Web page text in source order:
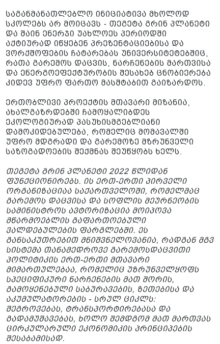
საგანმანათლებლო ინიციატივა მხოლოდ
სკოლებს არ მოიცავს - თეგეტა გრინ პლანეტი
და შაინ ენერჯი უახლოეს პერიოდში
აქტიურად იწყებენ პრეზენტაციებისა და
ვორქშოფების ჩატარებას უნივერსიტეტებშიც,
რათა გარემოს დაცვის, ნარჩენების მართვისა
და ენერგოეფექტურობის შესახებ ცნობიერება
კიდევ უფრო ფართო მასშტაბით გაიზარდოს.
ერთობლივი პროექტის მთავარი მიზანია,
ახალგაზრდებში ჩამოყალიბდეს
ეკოლოგიურად პასუხისმგებლიანი
დამოკიდებულება, რომელიც მომავალში
უფრო მდგრადი და გარემოზე მზრუნველი
საზოგადოების შექმნას შეუწყობს ხელს.
თეგეტა გრინ პლანეტი 2022 წლიდან
ფუნქციონირებს. ის ერთ-ერთი პირველი
ორგანიზაციაა საქართველოში, რომელმაც
გარემოს დაცვისა და სოფლის მეურნეობის
სამინისტროს ავტორიზაცია მოიპოვა
მწარმოებლის გაფართოებული
ვალდებულების ფარგლებში. ეს
განსაკუთრებით მნიშვნელოვანია, რადგან მგვ
სისტემა თანამედროვე გარემოსდაცვითი
პოლიტიკის ერთ-ერთი მთავარი
მიმართულებაა, რომელიც უზრუნველყოფს
სპეციფიკური ნარჩენების მათ შორის,
გამოყენებული საბურავების, ზეთებისა და
აკუმულატორების - სრულ ციკლს:
შეგროვებას, ტრანსპორტირებასა და
გადამუშავებას, ხოლო შემდგომ მათ მართვას
ცირკულარული ეკონომიკის პრინციპების
შესაბამისად.